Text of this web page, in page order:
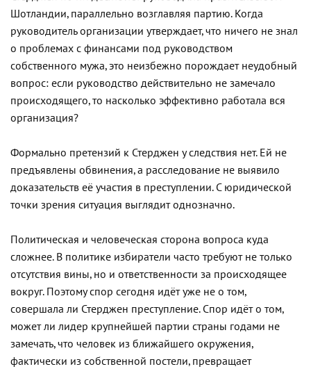
Шотландии, параллельно возглавляя партию. Когда
руководитель организации утверждает, что ничего не знал
о проблемах с финансами под руководством
собственного мужа, это неизбежно порождает неудобный
вопрос: если руководство действительно не замечало
происходящего, то насколько эффективно работала вся
организация?
Формально претензий к Стерджен у следствия нет. Ей не
предъявлены обвинения, а расследование не выявило
доказательств её участия в преступлении. С юридической
точки зрения ситуация выглядит однозначно.
Политическая и человеческая сторона вопроса куда
сложнее. В политике избиратели часто требуют не только
отсутствия вины, но и ответственности за происходящее
вокруг. Поэтому спор сегодня идёт уже не о том,
совершала ли Стерджен преступление. Спор идёт о том,
может ли лидер крупнейшей партии страны годами не
замечать, что человек из ближайшего окружения,
фактически из собственной постели, превращает